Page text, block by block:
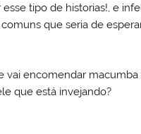
tipo de historias!, e
que seria de
vai encomendar macumba
que está invejando?